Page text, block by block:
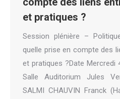
et pratiques ?
Session plénière –
quelle prise en compte des
et pratiques ?Date Mercredi
Salle Auditorium Jules
SALMI CHAUVIN Franck